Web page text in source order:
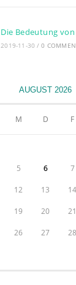
Die Bedeutung
2019-11-30 / 0
AUGUST 2026
M D F
5 6 7
12 13 14
19 20 21
26 27 28